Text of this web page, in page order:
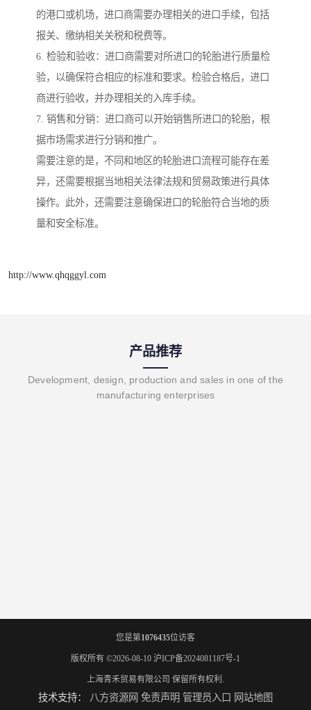
的港口或机场，进口商需要办理相关的进口手续，包括
报关、缴纳相关关税和税费等。
6. 检验和验收：进口商需要对所进口的轮胎进行质量检
验，以确保符合相应的标准和要求。检验合格后，进口
商进行验收，并办理相关的入库手续。
7. 销售和分销：进口商可以开始销售所进口的轮胎，根
据市场需求进行分销和推广。
需要注意的是，不同和地区的轮胎进口流程可能存在差
异，还需要根据当地相关法律法规和贸易政策进行具体
操作。此外，还需要注意确保进口的轮胎符合当地的质
量和安全标准。
http://www.qhqggyl.com
产品推荐
Development, design, production and sales in one of the
manufacturing enterprises
您是第1076435位访客
版权所有 ©2026-08-10 沪ICP备2024081187号-1
上海青禾贸易有限公司 保留所有权利.
技术支持： 八方资源网 免责声明 管理员入口 网站地图